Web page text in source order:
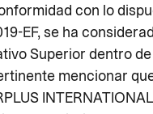
con lo
EF, se ha
Superior dentro de
mencionar